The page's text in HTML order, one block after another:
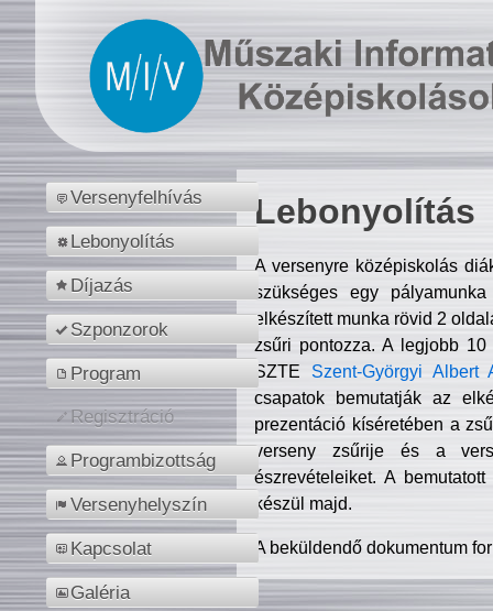
Versenyfelhívás
Lebonyolítás
Díjazás
Szponzorok
Program
Regisztráció
Programbizottság
Versenyhelyszín
Kapcsolat
Galéria
Lebonyolítás
A versenyre középiskolás
szükséges egy
elkészített munka rövid 2
zsűri pontozza. A legjobb
SZTE Szent-Györgyi Albert
csapatok bemutatják az
prezentáció kíséretében a
verseny zsűrije és a
észrevételeiket. A
készül majd.
A beküldendő dokumentum